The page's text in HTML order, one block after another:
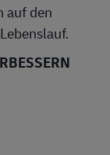
auf den